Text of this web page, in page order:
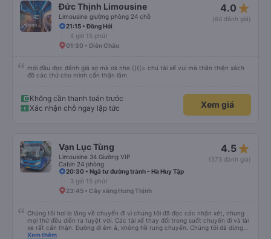
Đức Thịnh Limousine
Limousine giường phòng 24 chỗ
4.0 star_rate
(64 đánh giá)
21:15 • Đồng Hới
4 giờ 15 phút
01:30 • Diễn Châu
mới đầu đọc đánh giá sợ mà ok nha ((((= chú tài xế vui mà thân thiện xách
đồ các thứ cho mình cẩn thận lắm
Không cần thanh toán trước
Xác nhận chỗ ngay lập tức
Xem giá
Vạn Lục Tùng
Limousine 34 Giường VIP
Cabin 24 phòng
4.5 star_rate
(573 đánh giá)
20:30 • Ngã tư đường tránh - Hà Huy Tập
3 giờ 15 phút
23:45 • Cây xăng Hưng Thịnh
Chúng tôi hơi lo lắng về chuyến đi vì chúng tôi đã đọc các nhận xét, nhưng
mọi thứ đều diễn ra tuyệt vời. Các tài xế thay đổi trong suốt chuyến đi và lái
xe rất cẩn thận. Đường đi êm ả, không hề rung chuyển. Chúng tôi đã dừng
đủ số lần để đi vệ sinh và dừng lại để ăn tối. Nhìn chung, ghế ngồi có thể hơi
Xem thêm